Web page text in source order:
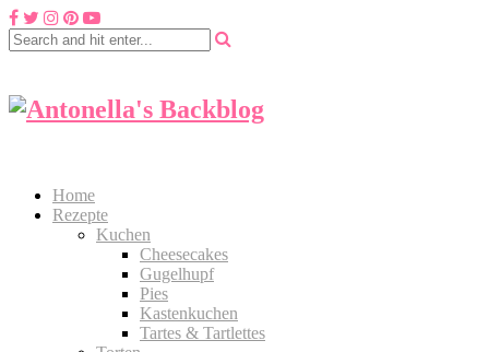
Home
Rezepte
Kuchen
Cheesecakes
Gugelhupf
Pies
Kastenkuchen
Tartes & Tartlettes